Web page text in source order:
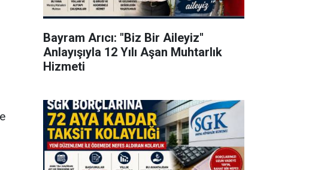
Bayram Arıcı: "Biz Bir Aileyiz"
Anlayışıyla 12 Yılı Aşan Muhtarlık
Hizmeti